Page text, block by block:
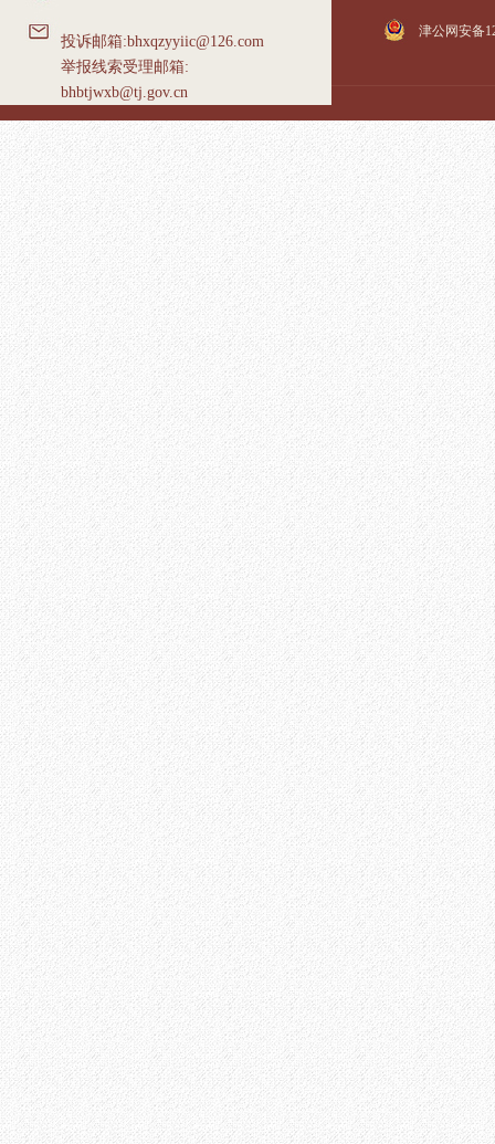
投诉邮箱:bhxqzyyiic@126.com
举报线索受理邮箱:
bhbtjwxb@tj.gov.cn
津公网安备